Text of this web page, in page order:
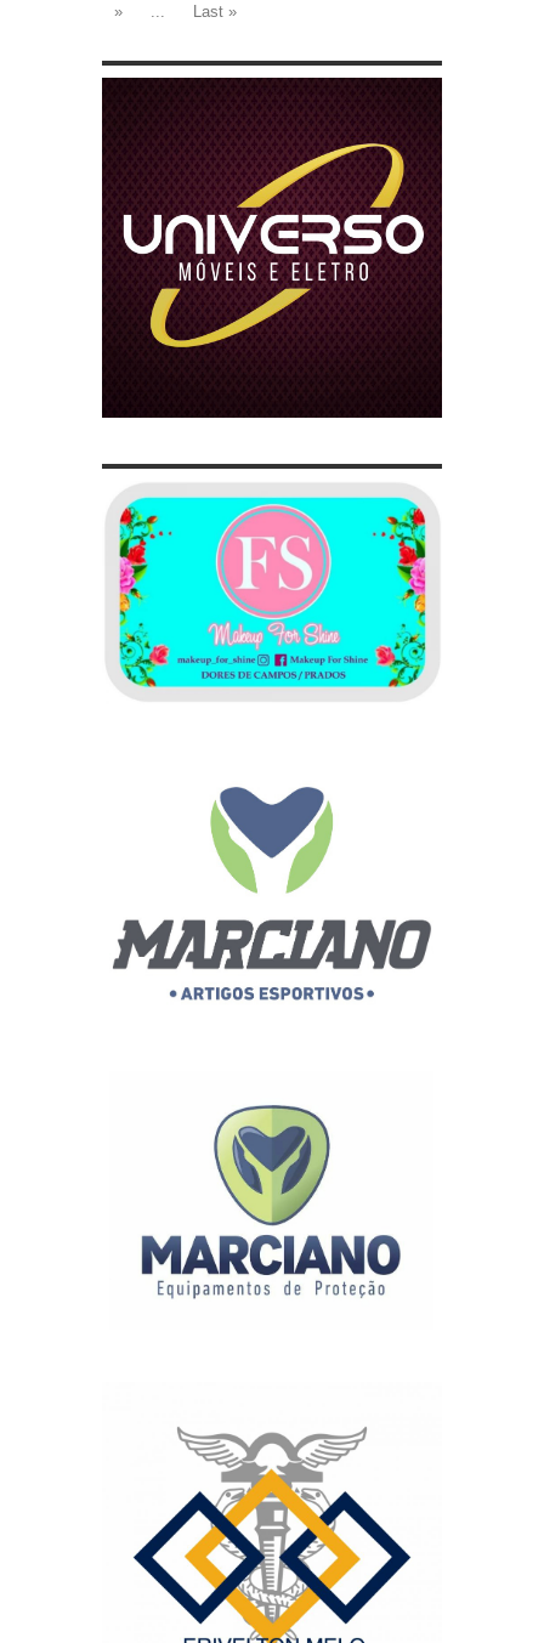
» ... Last »